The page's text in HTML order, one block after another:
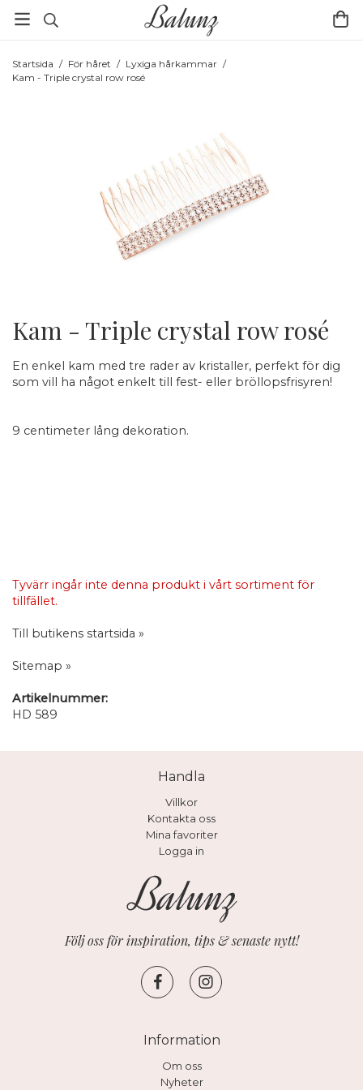
Startsida / För håret / Lyxiga hårkammar /
Kam - Triple crystal row rosé
Kam - Triple crystal row rosé
En enkel kam med tre rader av kristaller, perfekt för dig
som vill ha något enkelt till fest- eller bröllopsfrisyren!
9 centimeter lång dekoration.
Tyvärr ingår inte denna produkt i vårt sortiment för
tillfället.
Till butikens startsida »
Sitemap »
Artikelnummer:
HD 589
Handla
Villkor
Kontakta oss
Mina favoriter
Logga in
Följ oss för inspiration, tips & senaste nytt!
Information
Om oss
Nyheter